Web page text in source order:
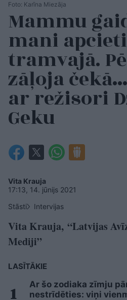
Foto: Karīna Miezāja
Mammu
mani
tramvajā.
zāļoja
ar režisori
Geku
Vita Krauja
17:13, 14. jūnijs 2021
Stāsti
Intervijas
Vita Krauja, “Latvijas
Mediji”
LASĪTĀKIE
Ar šo zodiaka zīmju
nestrīdēties: viņi